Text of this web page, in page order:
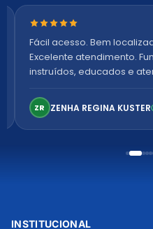
Nota 5 de 5 estrelas
Fácil acesso. Bem
Excelente atendimento.
instruídos, educados e
confortável. Perfeito!
ZR ZENHA REGINA KUSTER
INSTITUCIONAL